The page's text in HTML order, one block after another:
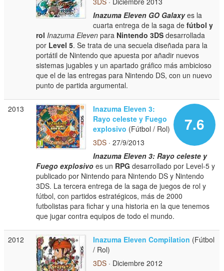
Inazuma Eleven GO Galaxyes la
cuarta entrega de la saga defútbol y
rol Inazuma Eleven para Nintendo 3DS desarrollada
por Level 5. Se trata de una secuela diseñada para la
portátil de Nintendo que apuesta por añadir nuevos
sistemas jugables y un apartado gráfico más ambicioso
que el de las entregas para Nintendo DS, con un nuevo
punto de partida argumental.
2013
7.6
Inazuma Eleven 3:
Rayo celeste y Fuego
explosivo (Fútbol / Rol)
3DS · 27/9/2013
Inazuma Eleven 3: Rayo celeste y
Fuego explosivo es un RPG desarrollado por Level-5 y
publicado por Nintendo para Nintendo DS y Nintendo
3DS. La tercera entrega de la saga de juegos de rol y
fútbol, con partidos estratégicos, más de 2000
futbolistas para fichar y una historia en la que tenemos
que jugar contra equipos de todo el mundo.
2012 Inazuma Eleven Compilation (Fútbol
/ Rol)
3DS · Diciembre 2012